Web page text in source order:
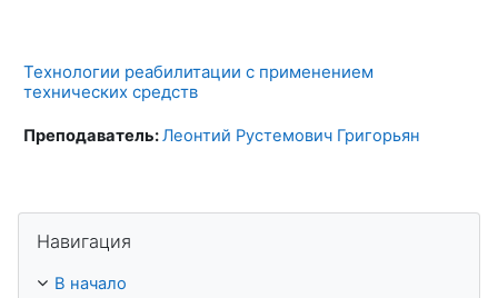
Технологии реабилитации с применением
технических средств
Преподаватель:Леонтий Рустемович Григорьян
Навигация
В начало